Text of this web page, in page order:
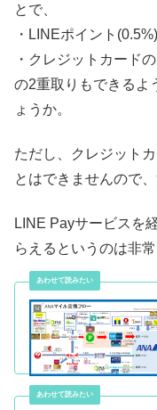
とで、
・LINEポイント(0.5%)
・クレジットカード
の2重取りもできるよ
ょうか。
ただし、クレジット
とはできませんので
LINE Payサービスを
らえるというのは非常